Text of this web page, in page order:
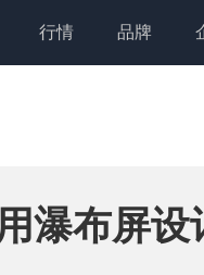
行情 品牌
瀑布屏设